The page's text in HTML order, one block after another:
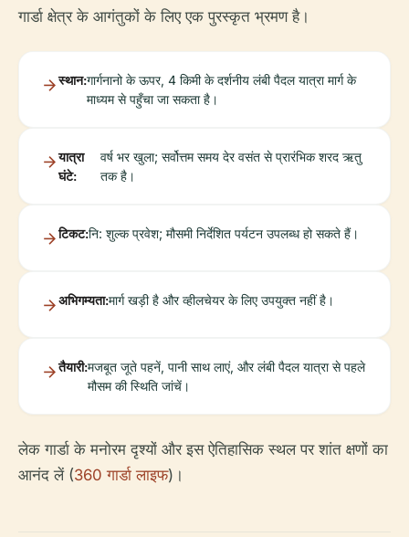
गार्डा क्षेत्र के आगंतुकों के लिए एक पुरस्कृत भ्रमण है।
स्थान:गार्गनानो के ऊपर, 4 किमी के दर्शनीय लंबी पैदल यात्रा मार्ग के
माध्यम से पहुँचा जा सकता है।
यात्रा
घंटे:
वर्ष भर खुला; सर्वोत्तम समय देर वसंत से प्रारंभिक शरद ऋतु
तक है।
टिकट:नि: शुल्क प्रवेश; मौसमी निर्देशित पर्यटन उपलब्ध हो सकते हैं।
अभिगम्यता:मार्ग खड़ी है और व्हीलचेयर के लिए उपयुक्त नहीं है।
तैयारी:मजबूत जूते पहनें, पानी साथ लाएं, और लंबी पैदल यात्रा से पहले
मौसम की स्थिति जांचें।
लेक गार्डा के मनोरम दृश्यों और इस ऐतिहासिक स्थल पर शांत क्षणों का
आनंद लें (360 गार्डा लाइफ)।